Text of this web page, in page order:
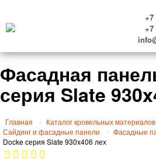
+7
+7
Фасадная
серия Slate
Главная Каталог кровельных материалов
Сайдинг и фасадные панели
Фасадные
Docke серия Slate 930x406 лех